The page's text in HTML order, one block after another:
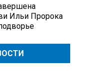
Ильи Пророка